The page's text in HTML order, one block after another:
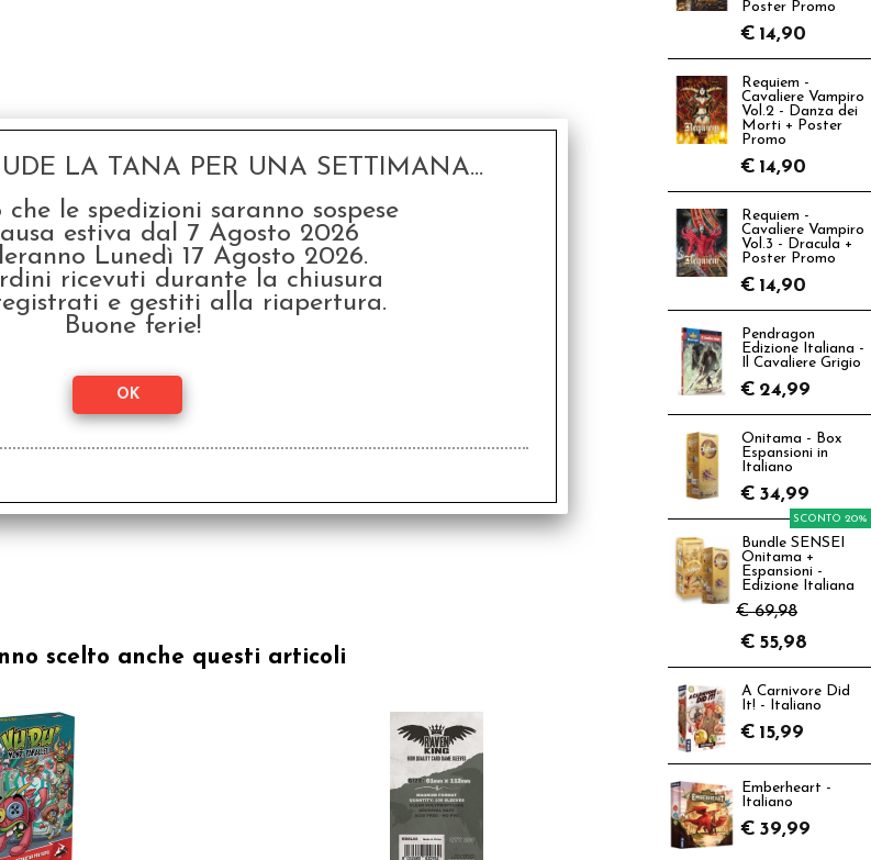
scelto anche questi articoli
Poster Promo
€ 14,90
Requiem -
Cavaliere Vampiro
Vol.2 - Danza dei
Morti + Poster
Promo
€ 14,90
Requiem -
Cavaliere Vampiro
Vol.3 - Dracula +
Poster Promo
€ 14,90
Pendragon
Edizione Italiana -
Il Cavaliere Grigio
€ 24,99
Onitama - Box
Espansioni in
Italiano
€ 34,99
Bundle SENSEI
Onitama +
Espansioni -
Edizione Italiana
€ 69,98
SCONTO 20%
€ 55,98
A Carnivore Did
It! - Italiano
€ 15,99
Emberheart -
Italiano
€ 39,99
LA TANA PER UNA SETTIMANA...
le spedizioni saranno sospese
estiva dal 7 Agosto 2026
Lunedì 17 Agosto 2026.
ricevuti durante la chiusura
e gestiti alla riapertura.
Buone ferie!